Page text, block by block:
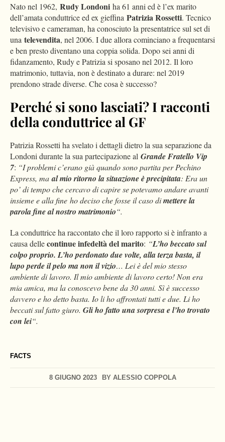
FACTS
8 GIUGNO 2023 BY ALESSIO COPPOLA
Nato nel 1962, Rudy Londoni ha 61 anni ed è l’ex marito
dell’amata conduttrice ed ex gieffina Patrizia Rossetti. Tecnico
televisivo e cameraman, ha conosciuto la presentatrice sul set di
una televendita, nel 2006. I due allora cominciano a frequentarsi
e ben presto diventano una coppia solida. Dopo sei anni di
fidanzamento, Rudy e Patrizia si sposano nel 2012. Il loro
matrimonio, tuttavia, non è destinato a durare: nel 2019
prendono strade diverse. Che cosa è successo?
Perché si sono lasciati? I racconti
della conduttrice al GF
Patrizia Rossetti ha svelato i dettagli dietro la sua separazione da
Londoni durante la sua partecipazione al Grande Fratello Vip
7: “I problemi c’erano già quando sono partita per Pechino
Express, maal mio ritorno la situazione è precipitata: Era un
po’ di tempo che cercavo di capire se potevamo andare avanti
insieme e alla fine ho deciso che fosse il caso dimettere la
parola fine al nostro matrimonio“.
La conduttrice ha raccontato che il loro rapporto si è infranto a
causa dellecontinue infedeltà del marito: “L’ho beccato sul
colpo proprio. L’ho perdonato due volte, alla terza basta, il
lupo perde il pelo ma non il vizio… Lei è del mio stesso
ambiente di lavoro. Il mio ambiente di lavoro certo! Non era
mia amica, ma la conoscevo bene da 30 anni. Sì è successo
davvero e ho detto basta. Io li ho affrontati tutti e due. Li ho
beccati sul fatto giuro. Gli ho fatto una sorpresa e l’ho trovato
con lei“.